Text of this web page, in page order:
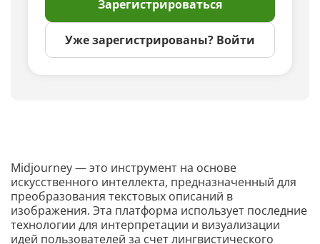
Зарегистрироваться
Уже зарегистрированы? Войти
Midjourney — это инструмент на основе
искусственного интеллекта, предназначенный для
преобразования текстовых описаний в
изображения. Эта платформа использует последние
технологии для интерпретации и визуализации
идей пользователей за счет лингвистического